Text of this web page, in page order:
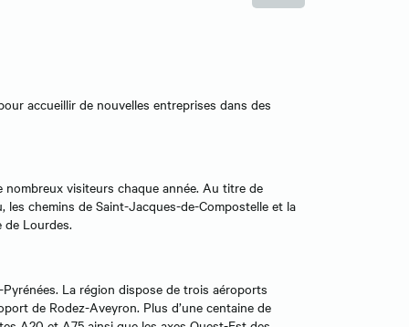
accueillir de nouvelles entreprises dans des
visiteurs chaque année. Au titre de
les chemins de Saint-Jacques-de-Compostelle et la
de Lourdes.
La région dispose de trois aéroports
de Rodez-Aveyron. Plus d’une centaine de